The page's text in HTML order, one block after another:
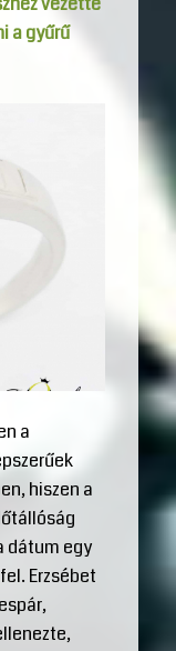
a gyűrű
a
hiszen a
dátum egy
Erzsébet